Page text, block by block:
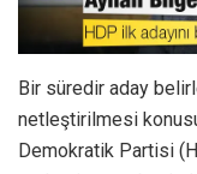
Bir süredir aday
netleştirilmesi
Demokratik Partisi